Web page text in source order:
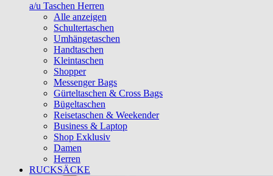
a/u Taschen Herren
Alle anzeigen
Schultertaschen
Umhängetaschen
Handtaschen
Kleintaschen
Shopper
Messenger Bags
Gürteltaschen & Cross Bags
Bügeltaschen
Reisetaschen & Weekender
Business & Laptop
Shop Exklusiv
Damen
Herren
RUCKSÄCKE